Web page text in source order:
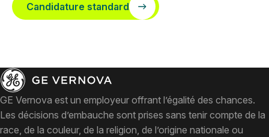
Candidature standard
GE Vernova est un employeur offrant l’égalité des chances.
Les décisions d’embauche sont prises sans tenir compte de la
race, de la couleur, de la religion, de l’origine nationale ou